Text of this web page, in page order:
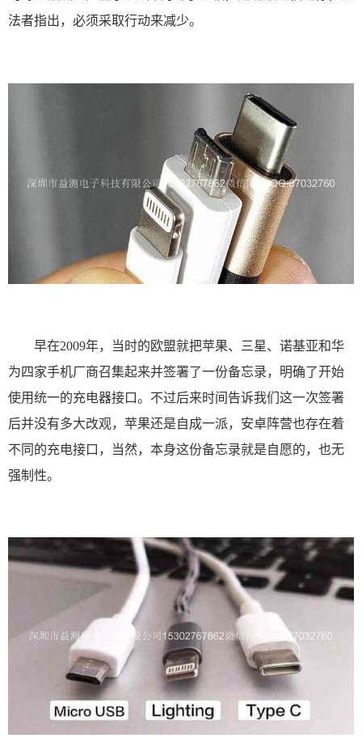
法者指出，必须采取行动来减少。
早在2009年，当时的欧盟就把苹果、三星、诺基亚和华
为四家手机厂商召集起来并签署了一份备忘录，明确了开始
使用统一的充电器接口。不过后来时间告诉我们这一次签署
后并没有多大改观，苹果还是自成一派，安卓阵营也存在着
不同的充电接口，当然，本身这份备忘录就是自愿的，也无
强制性。